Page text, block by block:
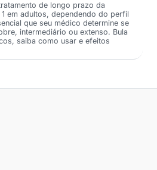
de longo prazo da
em adultos, dependendo do perfil
que seu médico determine se
intermediário ou extenso. Bula
saiba como usar e efeitos